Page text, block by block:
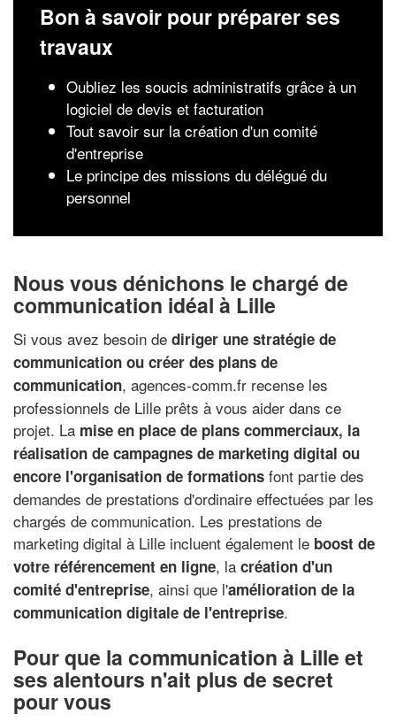
Bon à savoir pour préparer ses
travaux
Oubliez les soucis administratifs grâce à un
logiciel de devis et facturation
Tout savoir sur la création d'un comité
d'entreprise
Le principe des missions du délégué du
personnel
Nous vous dénichons le chargé de
communication idéal à Lille
Si vous avez besoin de diriger une stratégie de
communication ou créer des plans de
communication, agences-comm.fr recense les
professionnels de Lille prêts à vous aider dans ce
projet. La mise en place de plans commerciaux, la
réalisation de campagnes de marketing digital ou
encore l'organisation de formations font partie des
demandes de prestations d'ordinaire effectuées par les
chargés de communication. Les prestations de
marketing digital à Lille incluent également le boost de
votre référencement en ligne, la création d'un
comité d'entreprise, ainsi que l'amélioration de la
communication digitale de l'entreprise.
Pour que la communication à Lille et
ses alentours n'ait plus de secret
pour vous